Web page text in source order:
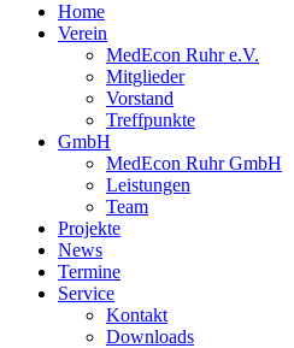
Home
Verein
MedEcon Ruhr e.V.
Mitglieder
Vorstand
Treffpunkte
GmbH
MedEcon Ruhr GmbH
Leistungen
Team
Projekte
News
Termine
Service
Kontakt
Downloads